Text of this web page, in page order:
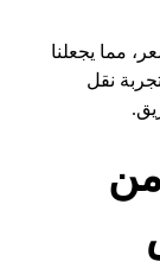
مما يجعلنا
نقل